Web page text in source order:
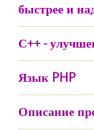
быстрее и
С++ -
Язык PHP
Описание